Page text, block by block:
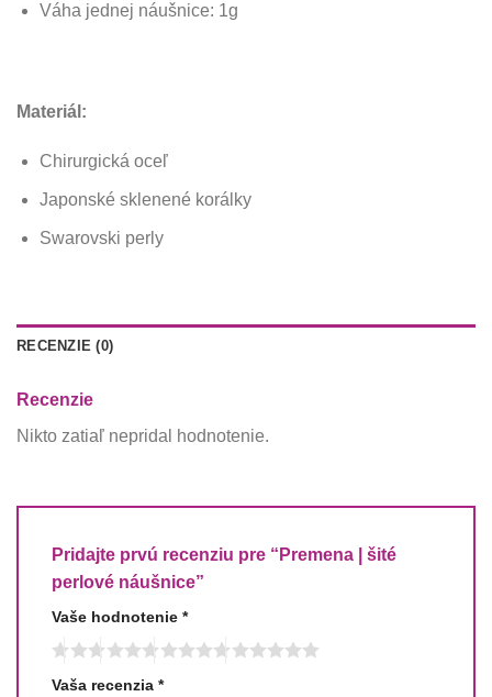
Váha jednej náušnice: 1g
Materiál:
Chirurgická oceľ
Japonské sklenené korálky
Swarovski perly
RECENZIE (0)
Recenzie
Nikto zatiaľ nepridal hodnotenie.
Pridajte prvú recenziu pre “Premena | šité
perlové náušnice”
Vaše hodnotenie *
Vaša recenzia *